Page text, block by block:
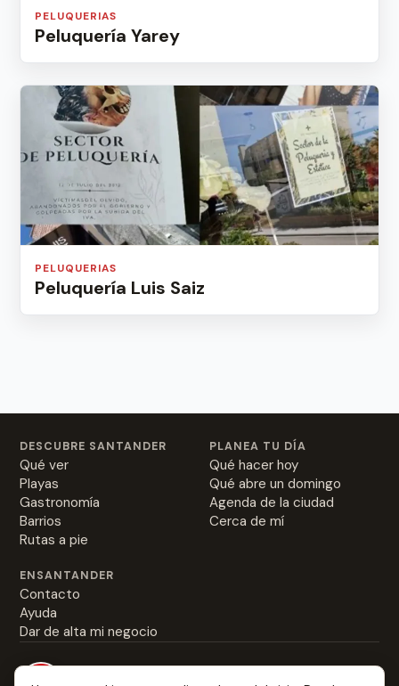
PELUQUERIAS
Peluquería Yarey
PELUQUERIAS
Peluquería Luis Saiz
DESCUBRE SANTANDER
Qué ver
Playas
Gastronomía
Barrios
Rutas a pie
PLANEA TU DÍA
Qué hacer hoy
Qué abre un domingo
Agenda de la ciudad
Cerca de mí
ENSANTANDER
Contacto
Ayuda
Dar de alta mi negocio